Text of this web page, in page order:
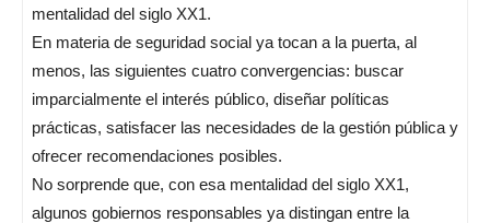
mentalidad del siglo XX1.
En materia de seguridad social ya tocan a la puerta, al
menos, las siguientes cuatro convergencias: buscar
imparcialmente el interés público, diseñar políticas
prácticas, satisfacer las necesidades de la gestión pública y
ofrecer recomendaciones posibles.
No sorprende que, con esa mentalidad del siglo XX1,
algunos gobiernos responsables ya distingan entre la